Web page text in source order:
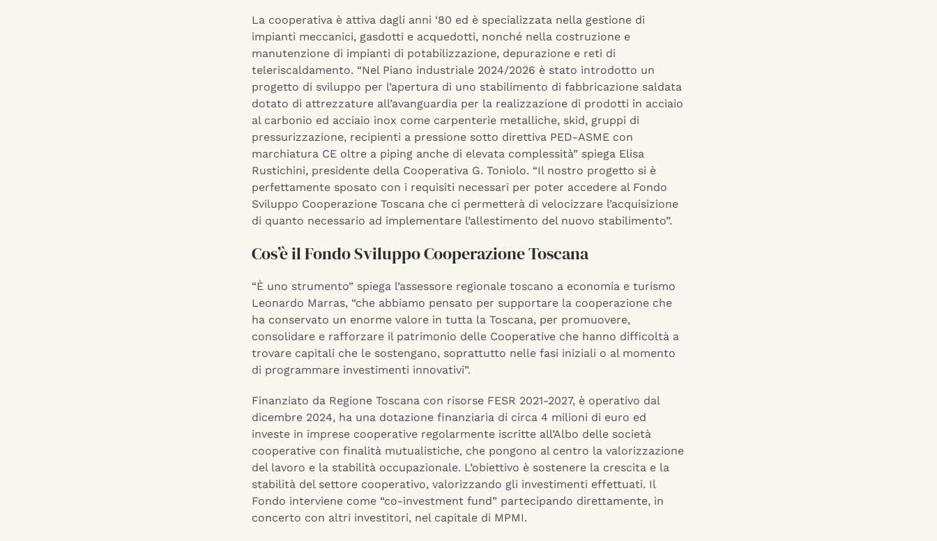
La cooperativa è attiva dagli anni ‘80 ed è specializzata nella gestione di
impianti meccanici, gasdotti e acquedotti, nonché nella costruzione e
manutenzione di impianti di potabilizzazione, depurazione e reti di
teleriscaldamento. “Nel Piano industriale 2024/2026 è stato introdotto un
progetto di sviluppo per l’apertura di uno stabilimento di fabbricazione saldata
dotato di attrezzature all’avanguardia per la realizzazione di prodotti in acciaio
al carbonio ed acciaio inox come carpenterie metalliche, skid, gruppi di
pressurizzazione, recipienti a pressione sotto direttiva PED-ASME con
marchiatura CE oltre a piping anche di elevata complessità” spiega Elisa
Rustichini, presidente della Cooperativa G. Toniolo. “Il nostro progetto si è
perfettamente sposato con i requisiti necessari per poter accedere al Fondo
Sviluppo Cooperazione Toscana che ci permetterà di velocizzare l’acquisizione
di quanto necessario ad implementare l’allestimento del nuovo stabilimento”.
Cos’è il Fondo Sviluppo Cooperazione Toscana
“È uno strumento” spiega l’assessore regionale toscano a economia e turismo
Leonardo Marras, “che abbiamo pensato per supportare la cooperazione che
ha conservato un enorme valore in tutta la Toscana, per promuovere,
consolidare e rafforzare il patrimonio delle Cooperative che hanno difficoltà a
trovare capitali che le sostengano, soprattutto nelle fasi iniziali o al momento
di programmare investimenti innovativi”.
Finanziato da Regione Toscana con risorse FESR 2021-2027, è operativo dal
dicembre 2024, ha una dotazione finanziaria di circa 4 milioni di euro ed
investe in imprese cooperative regolarmente iscritte all’Albo delle società
cooperative con finalità mutualistiche, che pongono al centro la valorizzazione
del lavoro e la stabilità occupazionale. L’obiettivo è sostenere la crescita e la
stabilità del settore cooperativo, valorizzando gli investimenti effettuati. Il
Fondo interviene come “co-investment fund” partecipando direttamente, in
concerto con altri investitori, nel capitale di MPMI.